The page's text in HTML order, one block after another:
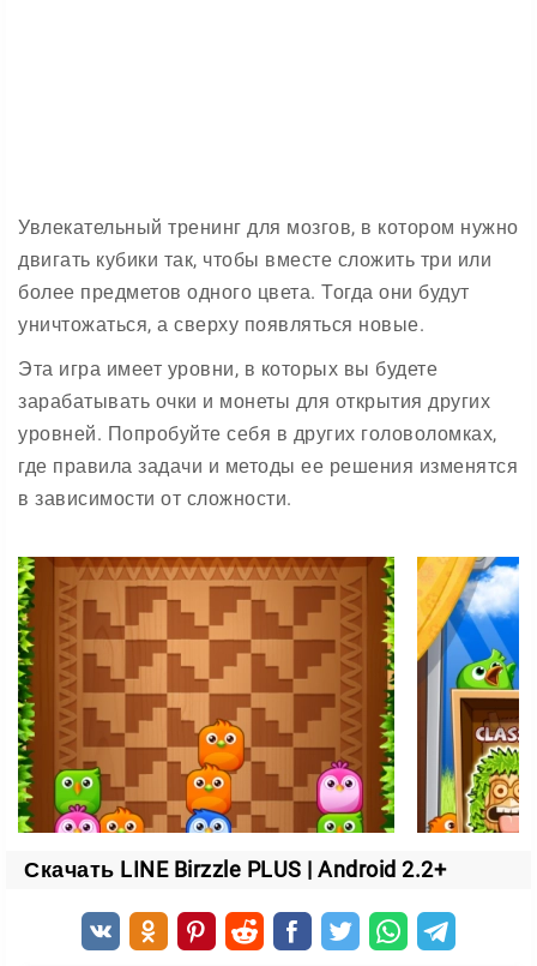
Увлекательный тренинг для мозгов, в котором нужно
двигать кубики так, чтобы вместе сложить три или
более предметов одного цвета. Тогда они будут
уничтожаться, а сверху появляться новые.
Эта игра имеет уровни, в которых вы будете
зарабатывать очки и монеты для открытия других
уровней. Попробуйте себя в других головоломках,
где правила задачи и методы ее решения изменятся
в зависимости от сложности.
Скачать LINE Birzzle PLUS | Android 2.2+